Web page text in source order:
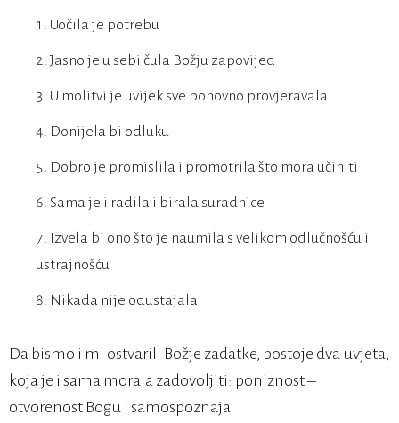
Uočila je potrebu
Jasno je u sebi čula Božju zapovijed
U molitvi je uvijek sve ponovno provjeravala
Donijela bi odluku
Dobro je promislila i promotrila što mora učiniti
Sama je i radila i birala suradnice
Izvela bi ono što je naumila s velikom odlučnošću i
ustrajnošću
Nikada nije odustajala
Da bismo i mi ostvarili Božje zadatke, postoje dva uvjeta,
koja je i sama morala zadovoljiti: poniznost –
otvorenost Bogu i samospoznaja